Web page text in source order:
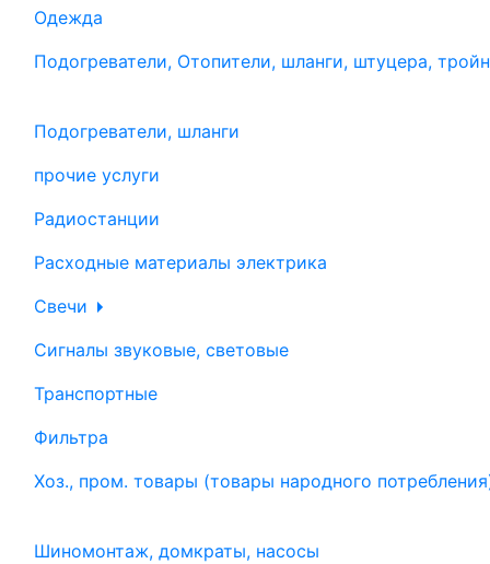
Одежда
Подогреватели, Отопители, шланги, штуцера,
Подогреватели, шланги
прочие услуги
Радиостанции
Расходные материалы электрика
Свечи
Сигналы звуковые, световые
Транспортные
Фильтра
Хоз., пром. товары (товары народного
Шиномонтаж, домкраты, насосы